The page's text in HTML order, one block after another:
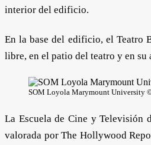
interior del edificio.
En la base del edificio, el Teatro
libre, en el patio del teatro y en
SOM Loyola Marymount University
La Escuela de Cine y Televisión
valorada por The Hollywood